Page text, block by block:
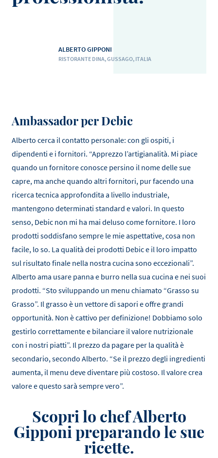
ALBERTO GIPPONI
RISTORANTE DINA, GUSSAGO, ITALIA
Ambassador per Debic
Alberto cerca il contatto personale: con gli ospiti, i
dipendenti e i fornitori. “Apprezzo l’artigianalità. Mi piace
quando un fornitore conosce persino il nome delle sue
capre, ma anche quando altri fornitori, pur facendo una
ricerca tecnica approfondita a livello industriale,
mantengono determinati standard e valori. In questo
senso, Debic non mi ha mai deluso come fornitore. I loro
prodotti soddisfano sempre le mie aspettative, cosa non
facile, lo so. La qualità dei prodotti Debic e il loro impatto
sul risultato finale nella nostra cucina sono eccezionali”.
Alberto ama usare panna e burro nella sua cucina e nei suoi
prodotti. “Sto sviluppando un menu chiamato “Grasso su
Grasso”. Il grasso è un vettore di sapori e offre grandi
opportunità. Non è cattivo per definizione! Dobbiamo solo
gestirlo correttamente e bilanciare il valore nutrizionale
con i nostri piatti”. Il prezzo da pagare per la qualità è
secondario, secondo Alberto. “Se il prezzo degli ingredienti
aumenta, il menu deve diventare più costoso. Il valore crea
valore e questo sarà sempre vero”.
Scopri lo chef Alberto
Gipponi preparando le sue
ricette.